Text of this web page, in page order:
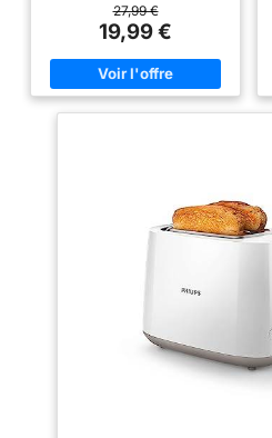
toutes les tailles et formes de
pain Des réglages pour tous les
goûts : 8 réglages de dorage
adaptés à toutes les
préférences Un toast bien
chaud en quelques secondes :
le bouton d'éjection arrête le
dorage quand vous le voulez -
Protection supplémentaire
Nettoyage simple : le tiroir
facilement - Le couvercle anti-
poussière empêche la
poussière d'entrer dans les
27,99 €
19,99 €